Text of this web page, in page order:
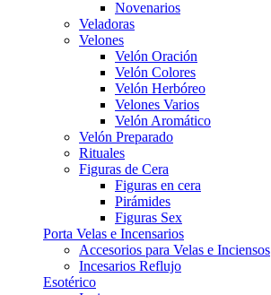
Novenarios
Veladoras
Velones
Velón Oración
Velón Colores
Velón Herbóreo
Velones Varios
Velón Aromático
Velón Preparado
Rituales
Figuras de Cera
Figuras en cera
Pirámides
Figuras Sex
Porta Velas e Incensarios
Accesorios para Velas e Inciensos
Incesarios Reflujo
Esotérico